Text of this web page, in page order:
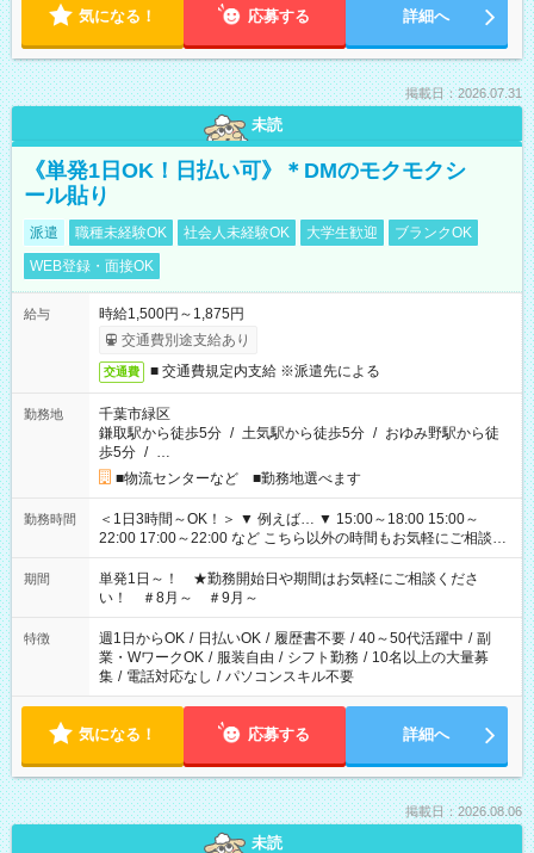
気になる！ 応募する 詳細へ
掲載日：2026.07.31
未読
《単発1日OK！日払い可》＊DMのモクモクシ
ール貼り
派遣 職種未経験OK 社会人未経験OK 大学生歓迎
ブランクOK
WEB登録・面接OK
給与
時給1,500円～1,875円
交通費別途支給あり
交通費 ■ 交通費規定内支給 ※派遣先による
勤務地
千葉市緑区
鎌取駅から徒歩5分 / 土気駅から徒歩5分 / おゆみ野駅から徒
歩5分 / …
■物流センターなど ■勤務地選べます
勤務時間
＜1日3時間～OK！＞ ▼ 例えば… ▼ 15:00～18:00 15:00～
22:00 17:00～22:00 など こちら以外の時間もお気軽にご相談く
ださい！
期間
単発1日～！ ★勤務開始日や期間はお気軽にご相談くださ
い！ ＃8月～ ＃9月～
特徴 週1日からOK / 日払いOK / 履歴書不要 / 40～50代活躍中 / 副
業・WワークOK / 服装自由 / シフト勤務 / 10名以上の大量募
集 / 電話対応なし / パソコンスキル不要
気になる！ 応募する 詳細へ
掲載日：2026.08.06
未読